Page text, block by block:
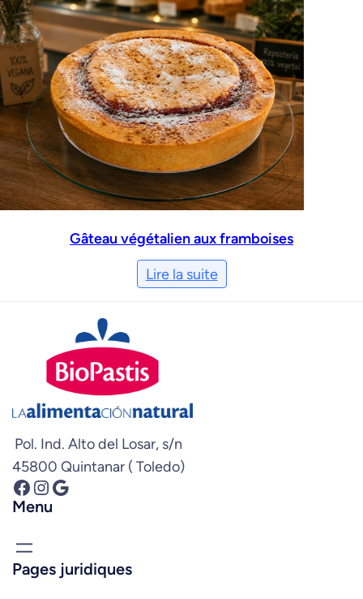
Gâteau végétalien aux framboises
Lire la suite
Pol. Ind. Alto del Losar, s/n
45800 Quintanar ( Toledo)
Facebook InstagramGoogle
Menu
Pages juridiques